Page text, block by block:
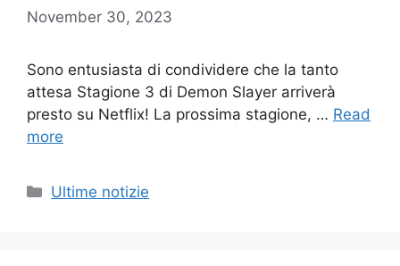
November 30, 2023
Sono entusiasta di condividere che la tanto
attesa Stagione 3 di Demon Slayer arriverà
presto su Netflix! La prossima stagione, … Read
more
Categories
Ultime notizie